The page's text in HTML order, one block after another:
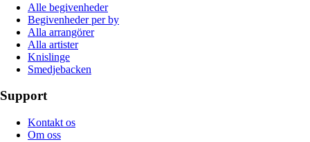
Alle begivenheder
Begivenheder per by
Alla arrangörer
Alla artister
Knislinge
Smedjebacken
Support
Kontakt os
Om oss